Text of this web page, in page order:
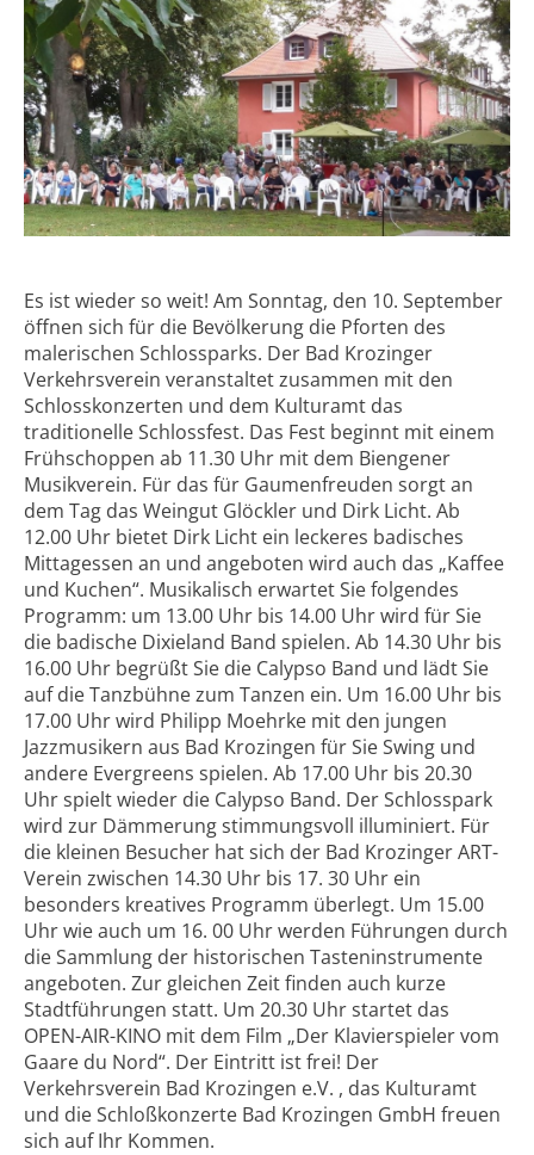
Es ist wieder so weit! Am Sonntag, den 10. September
öffnen sich für die Bevölkerung die Pforten des
malerischen Schlossparks. Der Bad Krozinger
Verkehrsverein veranstaltet zusammen mit den
Schlosskonzerten und dem Kulturamt das
traditionelle Schlossfest. Das Fest beginnt mit einem
Frühschoppen ab 11.30 Uhr mit dem Biengener
Musikverein. Für das für Gaumenfreuden sorgt an
dem Tag das Weingut Glöckler und Dirk Licht. Ab
12.00 Uhr bietet Dirk Licht ein leckeres badisches
Mittagessen an und angeboten wird auch das „Kaffee
und Kuchen“. Musikalisch erwartet Sie folgendes
Programm: um 13.00 Uhr bis 14.00 Uhr wird für Sie
die badische Dixieland Band spielen. Ab 14.30 Uhr bis
16.00 Uhr begrüßt Sie die Calypso Band und lädt Sie
auf die Tanzbühne zum Tanzen ein. Um 16.00 Uhr bis
17.00 Uhr wird Philipp Moehrke mit den jungen
Jazzmusikern aus Bad Krozingen für Sie Swing und
andere Evergreens spielen. Ab 17.00 Uhr bis 20.30
Uhr spielt wieder die Calypso Band. Der Schlosspark
wird zur Dämmerung stimmungsvoll illuminiert. Für
die kleinen Besucher hat sich der Bad Krozinger ART-
Verein zwischen 14.30 Uhr bis 17. 30 Uhr ein
besonders kreatives Programm überlegt. Um 15.00
Uhr wie auch um 16. 00 Uhr werden Führungen durch
die Sammlung der historischen Tasteninstrumente
angeboten. Zur gleichen Zeit finden auch kurze
Stadtführungen statt. Um 20.30 Uhr startet das
OPEN-AIR-KINO mit dem Film „Der Klavierspieler vom
Gaare du Nord“. Der Eintritt ist frei! Der
Verkehrsverein Bad Krozingen e.V. , das Kulturamt
und die Schloßkonzerte Bad Krozingen GmbH freuen
sich auf Ihr Kommen.